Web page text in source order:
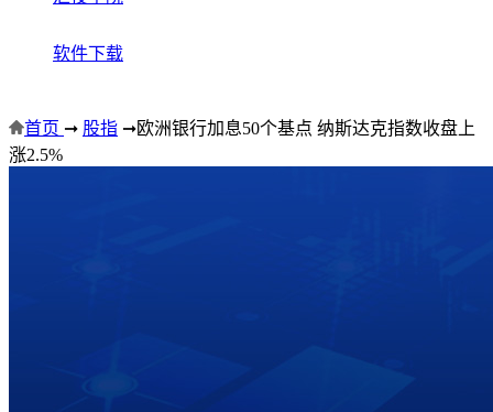
软件下载
首页 ➞ 股指 ➞欧洲银行加息50个基点 纳斯达克指数收盘上
涨2.5%